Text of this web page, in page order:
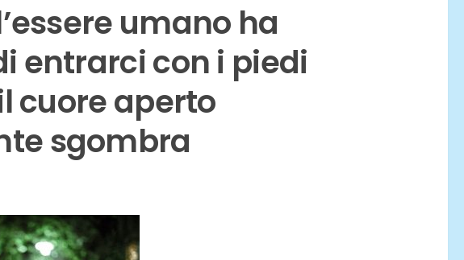
umano ha
entrarci con i piedi
cuore aperto
sgombra